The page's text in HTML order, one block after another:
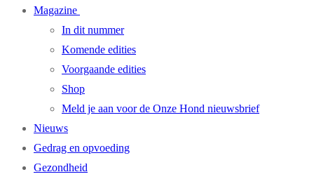
Magazine
In dit nummer
Komende edities
Voorgaande edities
Shop
Meld je aan voor de Onze Hond nieuwsbrief
Nieuws
Gedrag en opvoeding
Gezondheid